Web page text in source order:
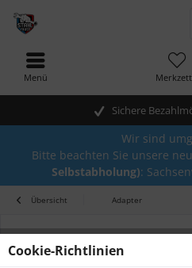
Sichere
Menü
Wir sind
Bitte beachten Sie unsere
Selbstabholung):
Übersicht Adapter
Cookie-Richtlinien